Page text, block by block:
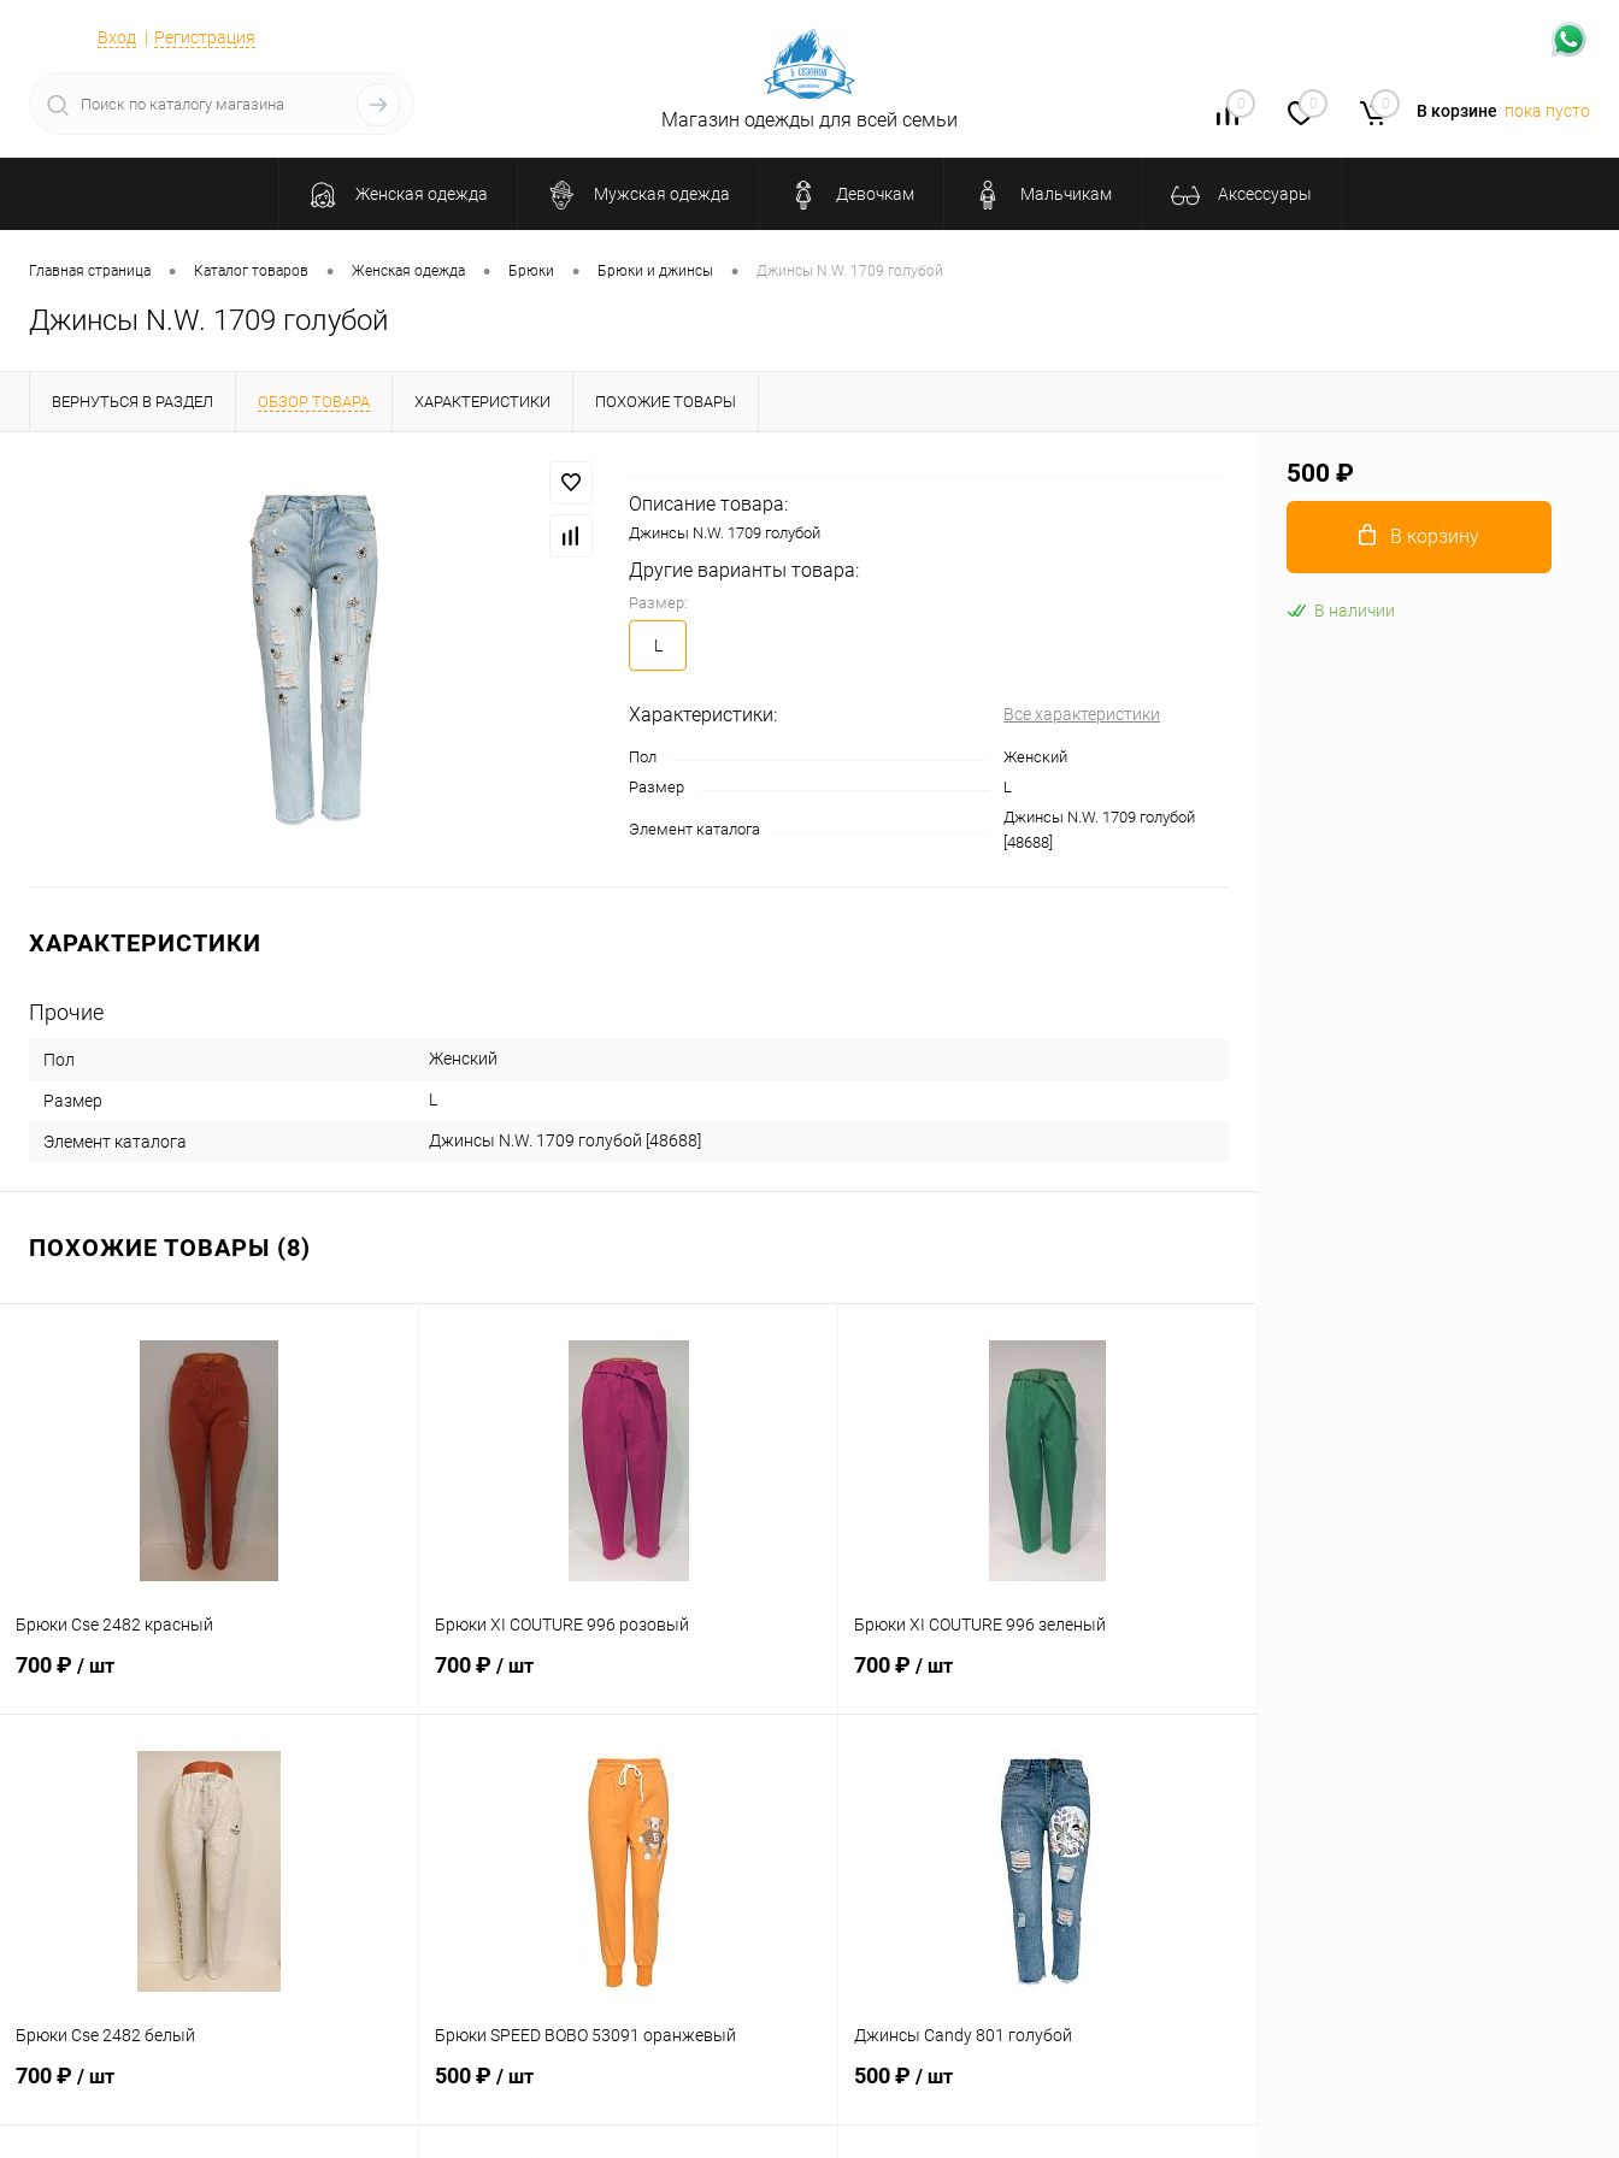
Вход Регистрация
0 0 0 В корзине пока пусто
Магазин одежды для всей семьи
Женская одежда Мужская одежда Девочкам Мальчикам Аксессуары
Главная страница • Каталог товаров • Женская одежда • Брюки • Брюки и джинсы • Джинсы N.W. 1709 голубой
Джинсы N.W. 1709 голубой
ВЕРНУТЬСЯ В РАЗДЕЛ ОБЗОР ТОВАРА ХАРАКТЕРИСТИКИ ПОХОЖИЕ ТОВАРЫ
Описание товара:
Джинсы N.W. 1709 голубой
Другие варианты товара:
Размер:
L
Характеристики: Все характеристики
Пол
Женский
Размер
L
Элемент каталога
Джинсы N.W. 1709 голубой
[48688]
ХАРАКТЕРИСТИКИ
Прочие
Пол Женский
Размер L
Элемент каталога Джинсы N.W. 1709 голубой [48688]
ПОХОЖИЕ ТОВАРЫ (8)
Брюки Cse 2482 красный
700 ₽ / шт
В корзину
Брюки XI COUTURE 996 розовый
700 ₽ / шт
В корзину
Брюки XI COUTURE 996 зеленый
700 ₽ / шт
В корзину
XL
Брюки Cse 2482 белый
700 ₽ / шт
Брюки SPEED BOBO 53091 оранжевый
500 ₽ / шт
Джинсы Candy 801 голубой
500 ₽ / шт
500 ₽
В корзину
В наличии